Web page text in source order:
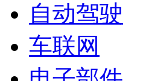
自动驾驶
车联网